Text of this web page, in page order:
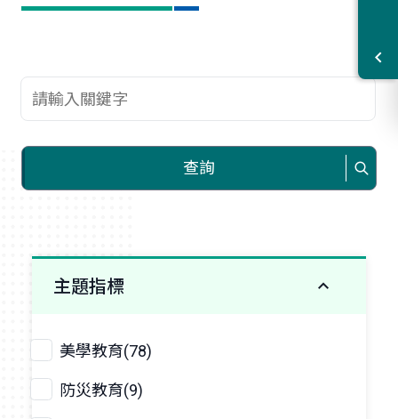
查詢關鍵字
查詢
主題指標
美學教育(78)
防災教育(9)